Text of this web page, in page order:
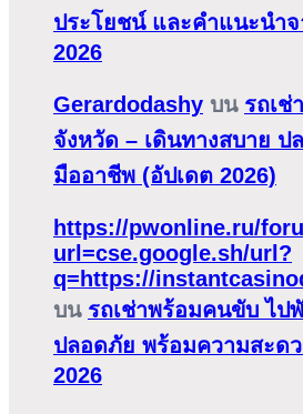
ประโยชน์ และคำแนะนำ
2026
Gerardodashy บน รถเช่
จังหวัด – เดินทางสบาย
มืออาชีพ (อัปเดต 2026)
https://pwonline.ru/
url=cse.google.sh/url?
q=https://
บน รถเช่าพร้อมคนขับ ไป
ปลอดภัย พร้อมความสะด
2026